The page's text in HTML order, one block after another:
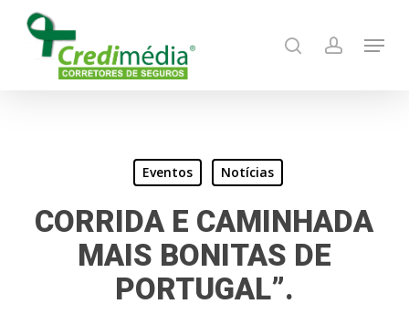
search account
Menu
Eventos Notícias
CORRIDA E CAMINHADA
MAIS BONITAS DE
PORTUGAL”.